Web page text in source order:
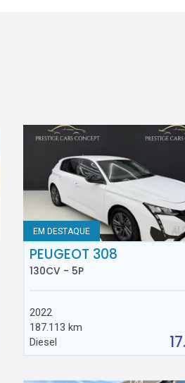
EM DESTAQUE
PEUGEOT 308
130CV - 5P
2022
187.113 km
Diesel